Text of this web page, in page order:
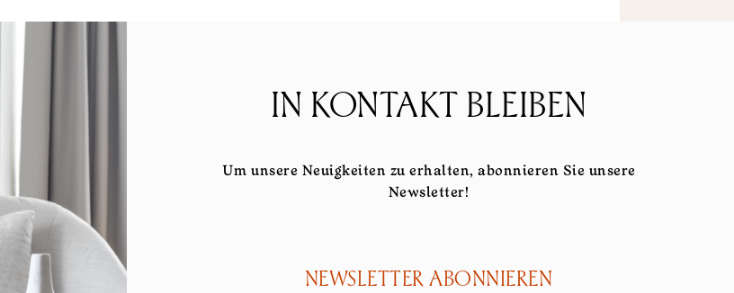
IN KONTAKT BLEIBEN
Um unsere Neuigkeiten zu erhalten, abonnieren Sie unsere
Newsletter!
NEWSLETTER ABONNIEREN